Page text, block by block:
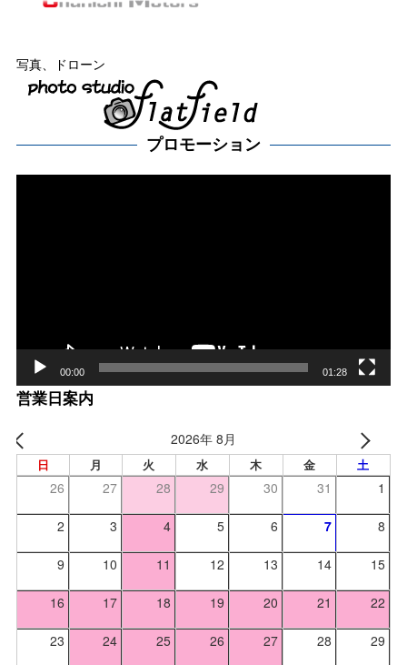
写真、ドローン
プロモーション
00:00 01:28
営業日案内
2026年 8月
日 月 火 水 木 金 土
26 27 28 29 30 31 1
2 3 4 5 6 7 8
9 10 11 12 13 14 15
16 17 18 19 20 21 22
23 24 25 26 27 28 29